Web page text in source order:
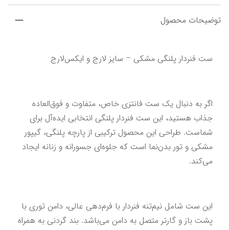
توضیحات محصول
ست فنردار پلنگی مشکی – سایز لارج و ایکس‌لارج
می‌کند.